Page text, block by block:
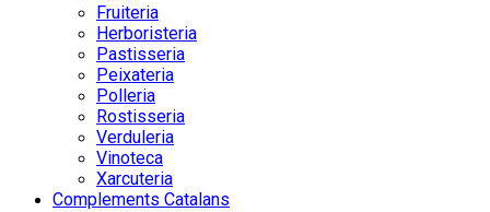
Fruiteria
Herboristeria
Pastisseria
Peixateria
Polleria
Rostisseria
Verduleria
Vinoteca
Xarcuteria
Complements Catalans